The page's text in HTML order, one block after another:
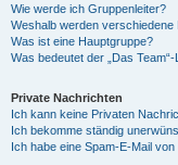
Wie werde ich Gruppenleiter?
Weshalb werden
Was ist eine Hauptgruppe?
Was bedeutet der „Das
Private Nachrichten
Ich kann keine Privaten
Ich bekomme ständig
Ich habe eine Spam-E-Mail